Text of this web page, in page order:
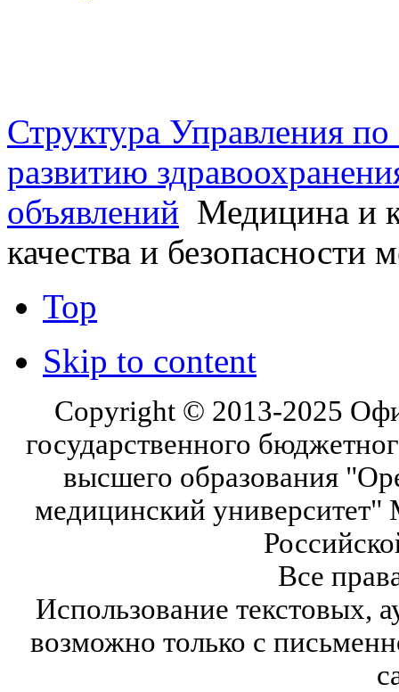
Структура Управления
развитию
объявлений Медицина и
качества и безопасности
Top
Skip to content
Copyright © 2013-2025
государственного
высшего образования
медицинский университет"
Все
Использование текстовых,
возможно только с